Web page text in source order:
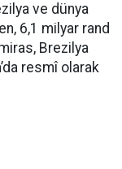
ve dünya
6,1 milyar rand
Brezilya
resmî olarak